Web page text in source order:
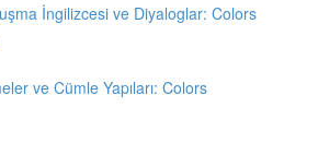
İngilizcesi ve Diyaloglar: Colors
ve Cümle Yapıları: Colors